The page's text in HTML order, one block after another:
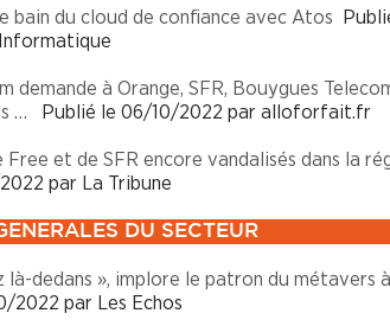
bain du cloud de confiance avec Atos
demande à Orange, SFR, Bouygues
…
Publié le 06/10/2022 par alloforfait.fr
Free et de SFR encore vandalisés dans la
par La Tribune
DU SECTEUR
là-dedans », implore le patron du métavers
2022 par Les Echos